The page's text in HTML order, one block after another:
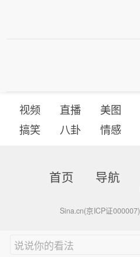
视频 直播 美图
搞笑
八卦 情感
首页 导航
Sina.cn(京ICP证000007)
说说你的看法